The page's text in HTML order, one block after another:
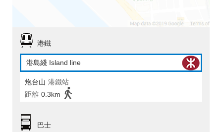
港鐵
港島綫 Island line
炮台山 港鐵站
距離 0.3km
巴士